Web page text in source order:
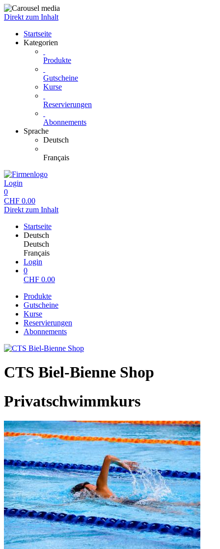
Direkt zum Inhalt
Startseite
Kategorien
Produkte
Gutscheine
Kurse
Reservierungen
Abonnements
Sprache
Deutsch
Français
Login
0
CHF 0.00
Direkt zum Inhalt
Startseite
Deutsch
Deutsch
Français
Login
0
CHF 0.00
Produkte
Gutscheine
Kurse
Reservierungen
Abonnements
CTS Biel-Bienne Shop
Privatschwimmkurs